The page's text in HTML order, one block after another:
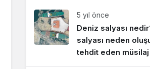
5 yıl önce
Deniz salyası
salyası neden
tehdit eden